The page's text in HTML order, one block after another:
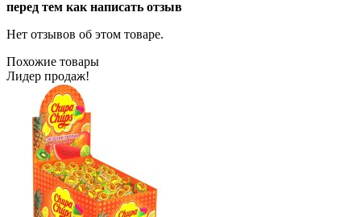
перед тем как написать отзыв
Нет отзывов об этом товаре.
Похожие товары
Лидер продаж!